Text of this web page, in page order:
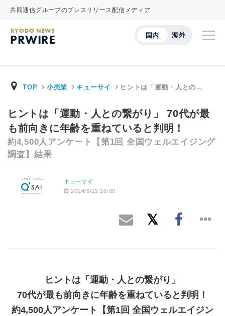
共同通信グループのプレスリリース配信メディア
国内 海外
KYODO NEWS
PRWIRE
TOP 小売業 キューサイ ヒントは「運動・人との…
ヒントは「運動・人との繋がり」 70代が最
も前向きに年齢を重ねていると判明！
約4,500人アンケート【第1回 全国ウェルエイジング
調査】結果
キューサイ
2024/6/12 10:00
ヒントは「運動・人との繋がり」
70代が最も前向きに年齢を重ねていると判明！
約4,500人アンケート【第1回 全国ウェルエイジン